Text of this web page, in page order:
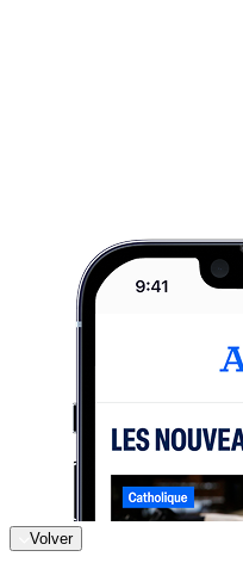
Volver